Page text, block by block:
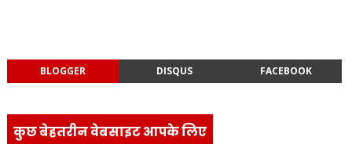
BLOGGER DISQUS FACEBOOK
कुछ बेहतरीन वेबसाइट आपके लिए